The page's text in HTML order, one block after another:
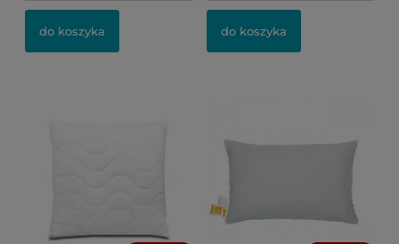
do koszyka do koszyka